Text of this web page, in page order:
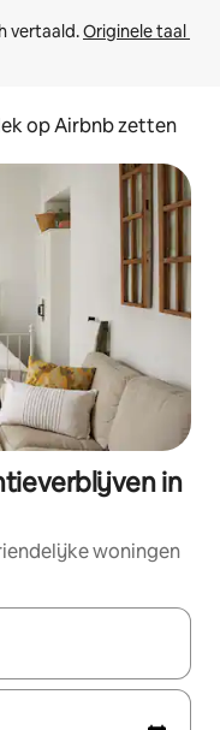
vertaald. Originele taal
op Airbnb zetten
in
woningen
maak je een keuze